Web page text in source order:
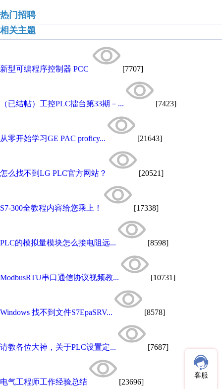
热门招聘
相关主题
新型可编程序控制器 PCC [7707]
（已结帖）工控PLC擂台第33期－... [7423]
从零开始学习GE PAC proficy... [21643]
怎么找不到LG PLC官方网站？ [20521]
S7-300全教程内容给您乘上！ [17338]
PLC的模拟量模块怎么接电阻远... [8598]
ModbusRTU串口通信协议视频教... [10731]
Windows 找不到文件S7EpaSRV... [8578]
请教各位大神，关于PLC设置定... [7687]
电气工程师工作经验总结 [23696]
客服